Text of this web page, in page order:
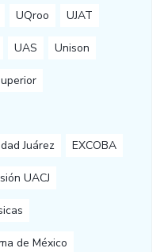
UQroo UJAT
UAS Unison
Juárez EXCOBA
UACJ
de México